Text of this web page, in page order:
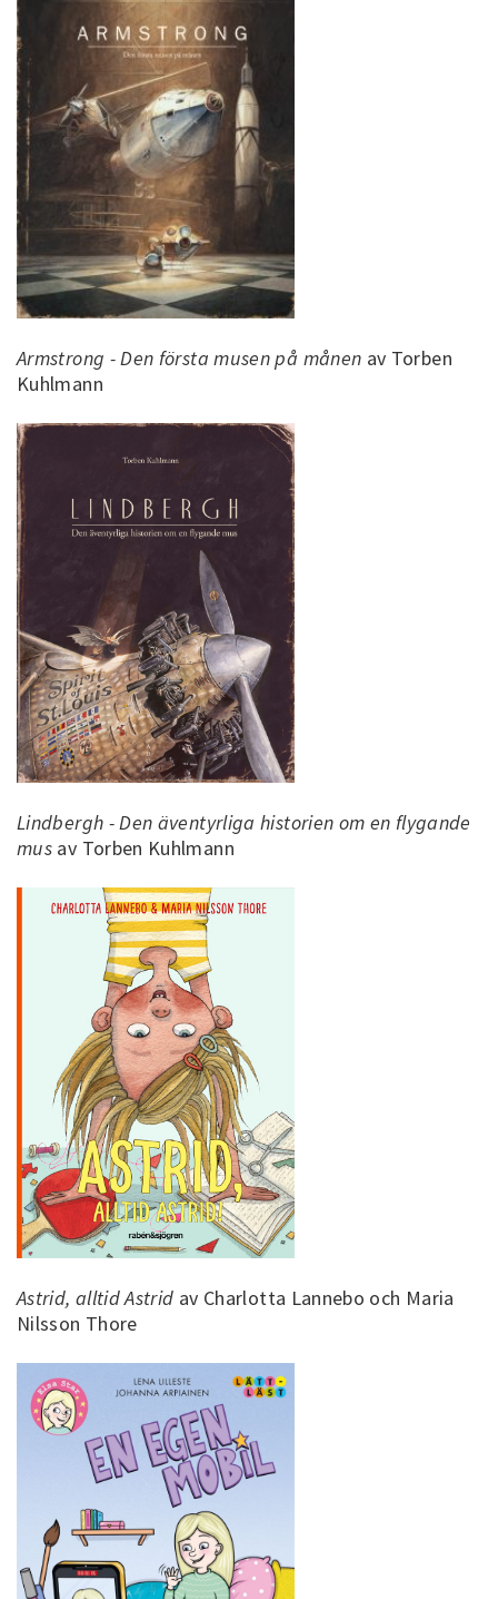
Armstrong - Den första musen på månen av Torben
Kuhlmann
Lindbergh - Den äventyrliga historien om en flygande
mus av Torben Kuhlmann
Astrid, alltid Astrid av Charlotta Lannebo och Maria
Nilsson Thore